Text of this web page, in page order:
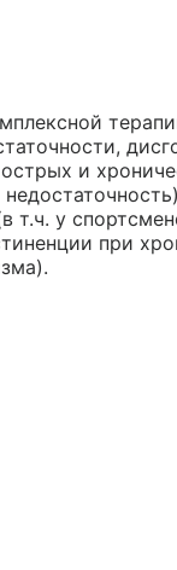
и
т.ч. у
при